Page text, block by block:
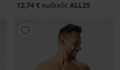
12,74 € κωδικός ALL25